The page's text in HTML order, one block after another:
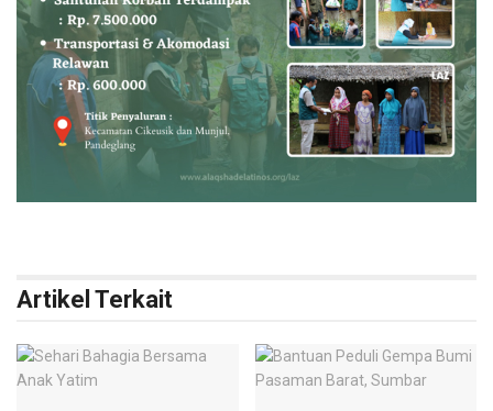
Artikel Terkait